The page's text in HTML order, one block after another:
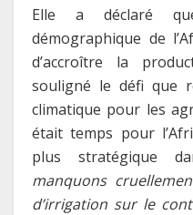
Elle a déclaré
démographique de
d’accroître la
souligné le défi que
climatique pour les
était temps pour
plus stratégique
manquons
d’irrigation sur le